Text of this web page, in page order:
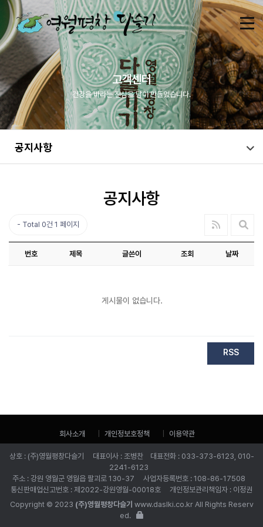
고객센터
건강을 바라는 진심을 담아 만들었습니다.
공지사항
공지사항
Total 0건 1 페이지
번호 제목 글쓴이 조회 날짜
게시물이 없습니다.
RSS
회사소개 개인정보호정책 이용약관
상호 : (주)영월평창다슬기 대표이사 : 조병찬 대표전화 : 033-373-6123, 010-
2241-6123
주소 : 강원 영월군 영월읍 팔괴로 130-37 사업자등록번호 : 108-86-17508
통신판매업신고번호 : 제2022-강원영월-00018호 개인정보관리책임자 : 이정권
Copyright © 2023 (주)영월평창다슬기 www.daslki.co.kr All Rights Reserv
ed.